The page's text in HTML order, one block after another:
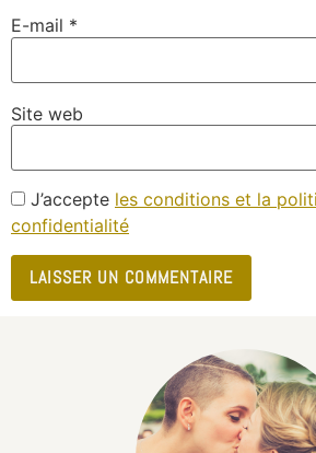
E-mail *
Site web
J’accepte les conditions et la
confidentialité